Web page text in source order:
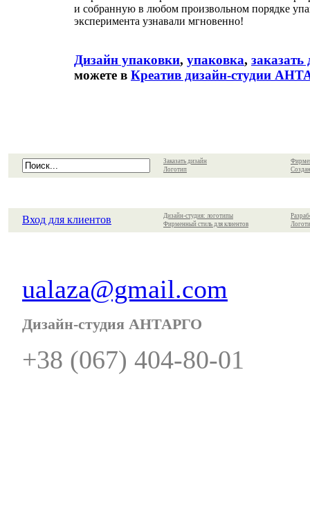
и собранную в любом произвольном порядке
эксперимента узнавали мгновенно!
Дизайн упаковки, упаковка,
можете в Креатив дизайн-студии
Заказать дизайн
Логотип
Вход для клиентов
Дизайн-студия: логотипы
Фирменный стиль для клиентов
ualaza@gmail.com
Дизайн-студия АНТАРГО
+38 (067) 404-80-01